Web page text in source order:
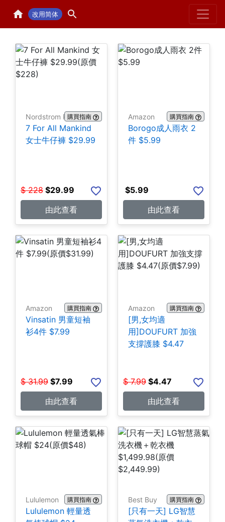
改用简体 Home
Nordstrom Rack購買指南
7 For All Mankind
女士牛仔褲 $29.99
$ 228 $29.99
由此查看
Amazon 購買指南
Borogo成人雨衣 2
件 $5.99
$5.99
由此查看
Amazon 購買指南
Vinsatin 男童短袖
衫4件 $7.99
$ 31.99 $7.99
由此查看
Amazon 購買指南
[男,女均適
用]DOUFURT 加強
支撐護膝 $4.47
$ 7.99 $4.47
由此查看
Lululemon 購買指南
Lululemon 輕量透
Best Buy 購買指南
[只有一天] LG智慧